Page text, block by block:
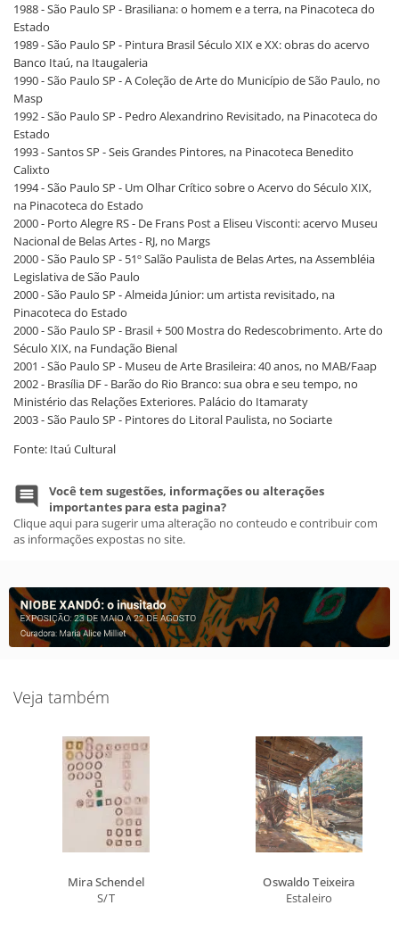
1988 - São Paulo SP - Brasiliana: o homem e a terra, na Pinacoteca do
Estado
1989 - São Paulo SP - Pintura Brasil Século XIX e XX: obras do acervo
Banco Itaú, na Itaugaleria
1990 - São Paulo SP - A Coleção de Arte do Município de São Paulo, no
Masp
1992 - São Paulo SP - Pedro Alexandrino Revisitado, na Pinacoteca do
Estado
1993 - Santos SP - Seis Grandes Pintores, na Pinacoteca Benedito
Calixto
1994 - São Paulo SP - Um Olhar Crítico sobre o Acervo do Século XIX,
na Pinacoteca do Estado
2000 - Porto Alegre RS - De Frans Post a Eliseu Visconti: acervo Museu
Nacional de Belas Artes - RJ, no Margs
2000 - São Paulo SP - 51º Salão Paulista de Belas Artes, na Assembléia
Legislativa de São Paulo
2000 - São Paulo SP - Almeida Júnior: um artista revisitado, na
Pinacoteca do Estado
2000 - São Paulo SP - Brasil + 500 Mostra do Redescobrimento. Arte do
Século XIX, na Fundação Bienal
2001 - São Paulo SP - Museu de Arte Brasileira: 40 anos, no MAB/Faap
2002 - Brasília DF - Barão do Rio Branco: sua obra e seu tempo, no
Ministério das Relações Exteriores. Palácio do Itamaraty
2003 - São Paulo SP - Pintores do Litoral Paulista, no Sociarte
Fonte: Itaú Cultural
Você tem sugestões, informações ou alterações
importantes para esta pagina?
Clique aqui para sugerir uma alteração no conteudo e contribuir com
as informações expostas no site.
Veja também
Mira Schendel
S/T
Oswaldo Teixeira
Estaleiro